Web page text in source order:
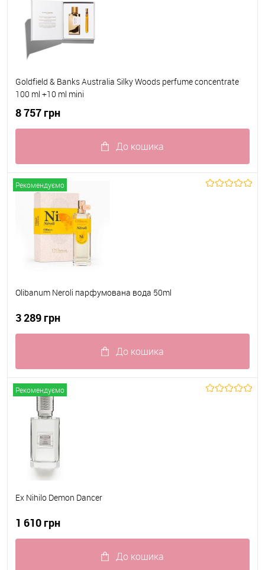
Goldfield & Banks Australia Silky Woods perfume concentrate
100 ml +10 ml mini
8 757 грн
До кошика
До обраного
Рекомендуємо
Olibanum Neroli парфумована вода 50ml
3 289 грн
До кошика
До обраного
Рекомендуємо
Ex Nihilo Demon Dancer
1 610 грн
До кошика